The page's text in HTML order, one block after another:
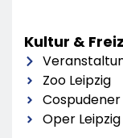
Kultur &
Zoo Leipzig
Cospudener
Oper Leipzig